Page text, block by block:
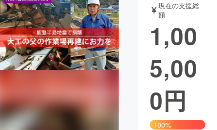
テクノロジー・ガジェット
映像・映画 書籍・雑誌
ビジネス・起業 チャレンジ
CAMPFIRE for Social Good
CAMPFIRE Creation
現在の支援総
額
1,00
5,00
0円
100%